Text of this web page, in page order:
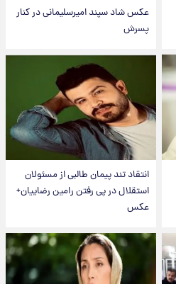
عکس شاد سپند امیرسلیمانی در کنار
پسرش
انتقاد تند پیمان طالبی از مسئولان
استقلال در پی رفتن رامین رضاییان+
عکس